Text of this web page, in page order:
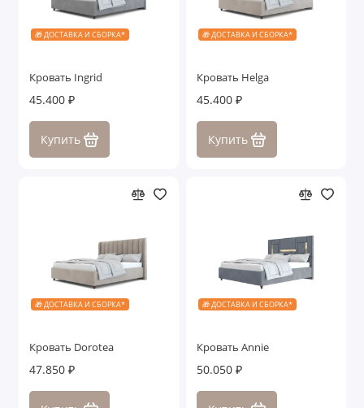
🎁 ДОСТАВКА И СБОРКА*
Кровать Ingrid
45.400 ₽
Купить
🎁 ДОСТАВКА И СБОРКА*
Кровать Helga
45.400 ₽
Купить
🎁 ДОСТАВКА И СБОРКА*
Кровать Dorotea
47.850 ₽
🎁 ДОСТАВКА И СБОРКА*
Кровать Annie
50.050 ₽